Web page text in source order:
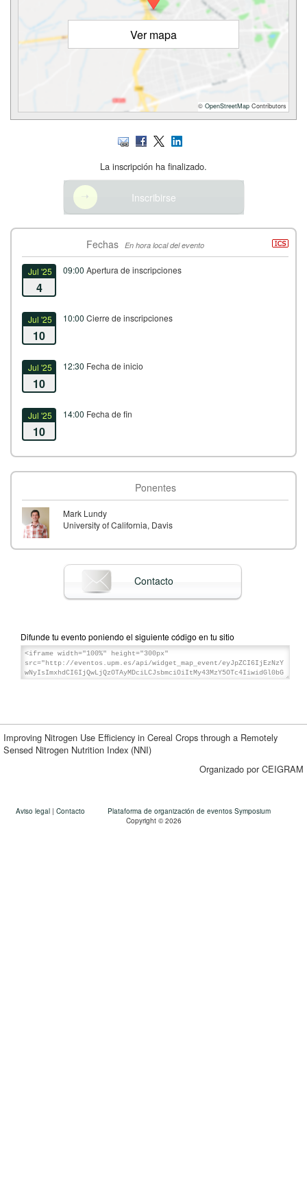
Ver mapa
© OpenStreetMap Contributors
La inscripción ha finalizado.
Inscribirse
Fechas En hora local del evento
Jul '25
4
09:00 Apertura de inscripciones
Jul '25
10
10:00 Cierre de inscripciones
Jul '25
10
12:30 Fecha de inicio
Jul '25
10
14:00 Fecha de fin
Ponentes
Mark Lundy
University of California, Davis
Contacto
Difunde tu evento poniendo el siguiente código en tu sitio
Improving Nitrogen Use Efficiency in Cereal Crops through a Remotely
Sensed Nitrogen Nutrition Index (NNI)
Organizado por CEIGRAM
Aviso legal | Contacto
Plataforma de organización de eventos Symposium
Copyright © 2026